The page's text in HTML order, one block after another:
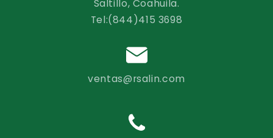
Saltillo, Coahuila.
Tel:(844)415 3698
ventas@rsalin.com